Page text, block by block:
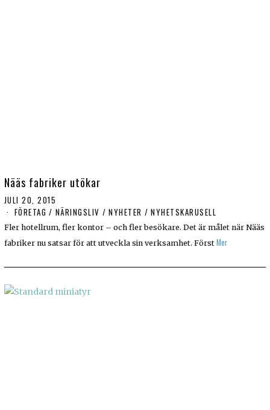
Nääs fabriker utökar
JULI 20, 2015
FÖRETAG / NÄRINGSLIV / NYHETER / NYHETSKARUSELL
Fler hotellrum, fler kontor – och fler besökare. Det är målet när Nääs
fabriker nu satsar för att utveckla sin verksamhet. Först Mer